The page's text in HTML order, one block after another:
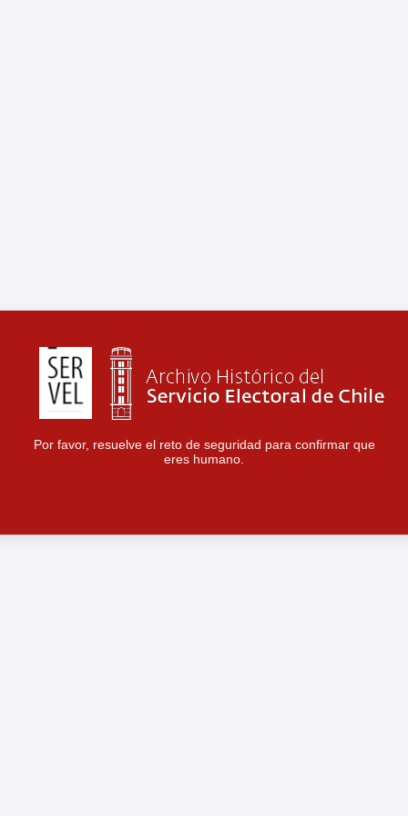
Por favor, resuelve el reto de seguridad para confirmar que
eres humano.